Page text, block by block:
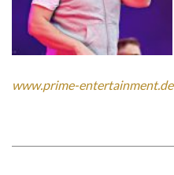
www.prime-entertainment.de